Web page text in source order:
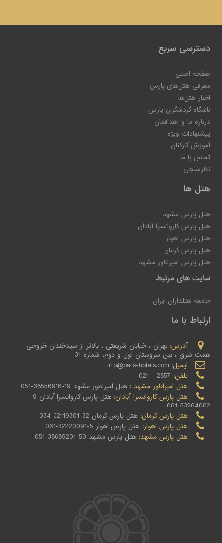
دسترسی سریع
صفحه اصلی
معرفی هتل‌های پارس
اخبار هتل‌ها
باشگاه گردشگران پارس
درباره ما و اهدافمان
پیشنهادات ویژه
آموزش کارکنان
تماس با ما
نظرسنجی
هتل ها
هتل پارس مشهد
هتل پارس کاروانسرا آبادان
هتل پارس اهواز
هتل پارس کرمان
هتل پارس امپراطور مشهد
سایت های مرتبط
جامعه هتلداران ایران
ارتباط با ما
آدرس: تهران ، خیابان شریعتی ، بالاتر از سیدخندان خروجی
همت شرق ، بین سروستان اول و دوم، شماره 31
ایمیل:
تلفن:
هتل امپراطور مشهد : هتل امپراطور مشهد 19-38556918-051
هتل پارس کاروانسرا آبادان:
هتل پارس کاروانسرا آبادان 9-
53264002-061
هتل پارس کرمان: هتل پارس کرمان 32-32119301-034
هتل پارس اهواز: هتل پارس اهواز 5-32220091-061
هتل پارس مشهد: هتل پارس مشهد 50-38689201-051